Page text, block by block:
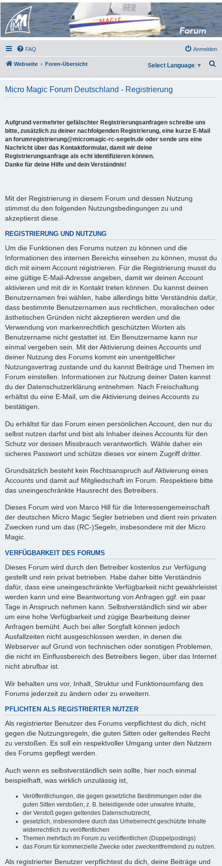
Micro Magic Forum
Deutschland
FAQ Anmelden
Webseite Foren-Übersicht
h
Select Language ▼
Micro Magic Forum Deutschland - Registrierung
Aufgrund vermehrter gefälschter Registrierungsanfragen schreibe uns
bitte, zusätzlich zu deiner nachfolgenden Registrierung, eine kurze E-Mail
an forumregistrierung@micromagic-rc-segeln.de oder sende uns eine
Nachricht über das Kontaktformular, damit wir deine
Registrierungsanfrage als echt identifizieren können.
Danke für deine Hilfe und dein Verständnis!
Mit der Registrierung in diesem Forum und dessen Nutzung
stimmst du den folgenden Nutzungsbedingungen zu und
akzeptierst diese.
REGISTRIERUNG UND NUTZUNG
Um die Funktionen des Forums nutzen zu können und die
Informationen des internen Bereichs einsehen zu können, musst du
dich mit einem Account registrieren. Für die Registrierung musst du
eine gültige E-Mail-Adresse angeben, damit wir deinen Account
aktivieren und mit dir in Kontakt treten können. Du kannst deinen
Benutzernamen frei wählen, habe allerdings bitte Verständnis dafür,
dass bestimmte Benutzernamen aus rechtlichen, moralischen oder
ästhetischen Gründen nicht akzeptieren werden und die
Verwendung von markenrechtlich geschützten Worten als
Benutzername nicht gestattet ist. Ein Benutzername kann nur
einmal vergeben sein. Mit der Aktivierung deines Accounts und
deiner Nutzung des Forums kommt ein unentgeltlicher
Nutzungsvertrag zustande und du kannst Beiträge und Themen im
Forum einstellen. Informationen zur Nutzung deiner Daten kannst
du der Datenschutzerklärung entnehmen. Nach Freischaltung
erhältst du eine E-Mail, um die Aktivierung deines Accounts zu
bestätigen.
Du erhältst für das Forum einen persönlichen Account, den nur du
selbst nutzen darfst und bist als Inhaber deines Accounts für den
Schutz vor dessen Missbrauch verantwortlich. Wähle daher ein
sicheres Passwort und schütze dieses vor einem Zugriff dritter.
Grundsätzlich besteht kein Rechtsanspruch auf Aktivierung eines
Accounts und damit auf Mitgliedschaft im Forum. Respektiere bitte
das uneingeschränkte Hausrecht des Betreibers.
Dieses Forum wird von Marco Hill für die Interessengemeinschaft
der deutschen Micro Magic Segler betrieben und dient rein privaten
Zwecken rund um das (RC-)Segeln, insbesondere mit der Micro
Magic.
VERFÜGBARKEIT DES FORUMS
Dieses Forum wird durch den Betreiber kostenlos zur Verfügung
gestellt und rein privat betrieben. Habe daher bitte Verständnis
dafür, dass eine uneingeschränkte Verfügbarkeit nicht gewährleistet
werden kann und eine Beantwortung von Anfragen ggf. ein paar
Tage in Anspruch nehmen kann. Selbstverständlich sind wir aber
um eine hohe Verfügbarkeit und zügige Bearbeitung deiner
Anfragen bemüht. Auch bei aller Sorgfalt können jedoch
Ausfallzeiten nicht ausgeschlossen werden, in denen die
Webserver auf Grund von technischen oder sonstigen Problemen,
die nicht im Einflussbereich des Betreibers liegen, über das Internet
nicht abrufbar ist.
Wir behalten uns vor, Inhalt, Struktur und Funktionsumfang des
Forums jederzeit zu ändern oder zu erweitern.
PFLICHTEN ALS REGISTRIERTER NUTZER
Als registrierter Benutzer des Forums verpflichtest du dich, nicht
gegen die Nutzungsregeln, die guten Sitten oder geltendes Recht
zu verstoßen. Es soll ein respektvoller Umgang unter den Nutzern
des Forums gepflegt werden.
Auch wenn es selbstverständlich sein sollte, hier noch einmal
beispielhaft, was wirklich unzulässig ist,
Veröffentlichungen, die gegen gesetzliche Bestimmungen oder die
guten Sitten verstoßen, z. B. beleidigende oder unwahre Inhalte,
der Verstoß gegen geltendes Datenschutzrecht,
gesetzlich, insbesondere durch das Urheberrecht geschützte Inhalte
widerrechtlich zu veröffentlichen
Themen mehrfach im Forum zu veröffentlichen (Doppelpostings)
das Forum für kommerzielle Zwecke oder zweckentfremdend zu nutzen.
Als registrierter Benutzer verpflichtest du dich, deine Beiträge und